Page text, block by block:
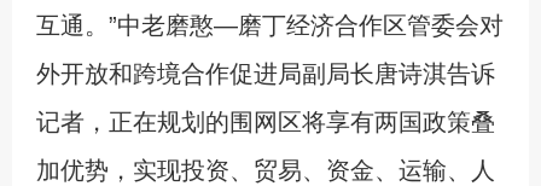
互通。”中老磨憨—磨丁经济合作区管委会对
外开放和跨境合作促进局副局长唐诗淇告诉
记者，正在规划的围网区将享有两国政策叠
加优势，实现投资、贸易、资金、运输、人